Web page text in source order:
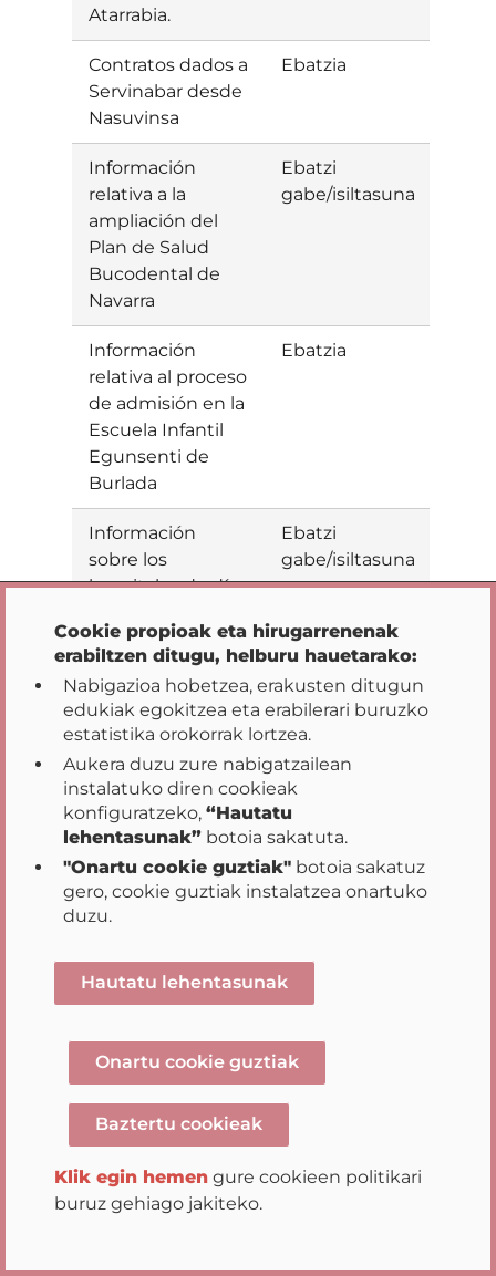
Atarrabia.
Contratos dados a
Servinabar desde
Nasuvinsa
Ebatzia
Información
relativa a la
ampliación del
Plan de Salud
Bucodental de
Navarra
Ebatzi
gabe/isiltasuna
Información
relativa al proceso
de admisión en la
Escuela Infantil
Egunsenti de
Burlada
Ebatzia
Información
sobre los
hospitales de día
—o recursos que
ejercen como tal
— disponibles en
la comunidad de
los años 2020 a
2025
Ebatzi
gabe/isiltasuna
Exámenes de
oposición,
concurso-
oposición, listas
de contratación
realizados en
Navarra junto con
respuestas
definitivas de las
oposiciones de
cuidador
gerontológico
Ebatzia
contratos
Pribatutasun-aukerak
Cookie propioak eta hirugarrenenak
erabiltzen ditugu, helburu hauetarako:
Nabigazioa hobetzea, erakusten ditugun
edukiak egokitzea eta erabilerari buruzko
estatistika orokorrak lortzea.
Aukera duzu zure nabigatzailean
instalatuko diren cookieak
konfiguratzeko, “Hautatu
lehentasunak”botoia sakatuta.
"Onartu cookie guztiak"botoia sakatuz
gero, cookie guztiak instalatzea onartuko
duzu.
Hautatu lehentasunak
Onartu cookie guztiak
Baztertu cookieak
Klik egin hemen gure cookieen politikari
buruz gehiago jakiteko.